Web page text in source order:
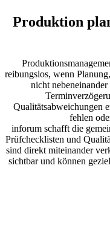
Produktion
reibungslos, wenn
nicht
Qualitätsabweichungen
fehlen
inforum schafft die
Prüfchecklisten und
sind direkt miteinander
sichtbar und können